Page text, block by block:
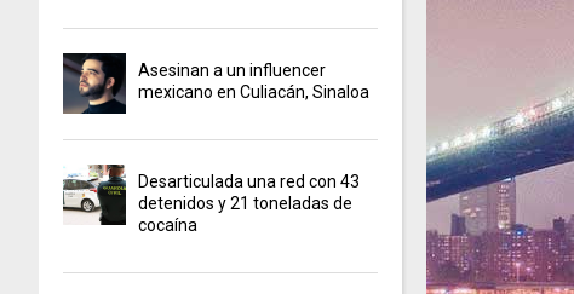
Asesinan a un influencer
mexicano en Culiacán, Sinaloa
Desarticulada una red con 43
detenidos y 21 toneladas de
cocaína